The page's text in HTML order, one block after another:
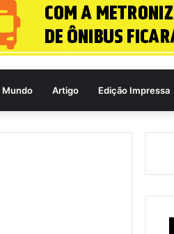
Mundo Artigo Edição Impressa